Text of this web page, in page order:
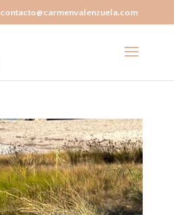
contacto@carmenvalenzuela.com